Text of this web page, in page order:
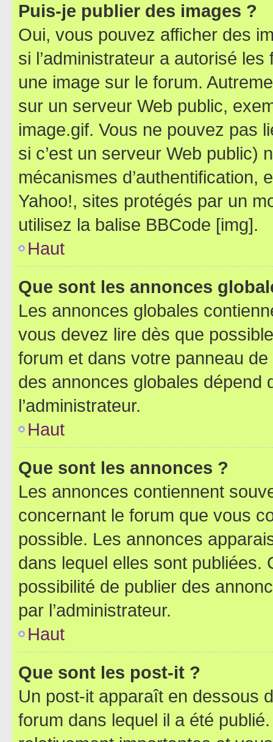
Puis-je publier des images ?
Oui, vous pouvez afficher des
si l’administrateur a autorisé
une image sur le forum.
sur un serveur Web public,
image.gif. Vous ne pouvez pas
si c’est un serveur Web public)
mécanismes d’authentification,
Yahoo!, sites protégés par un
utilisez la balise BBCode [img].
Haut
Que sont les annonces
Les annonces globales
vous devez lire dès que
forum et dans votre panneau
des annonces globales dépend
l’administrateur.
Haut
Que sont les annonces ?
Les annonces contiennent
concernant le forum que vous
possible. Les annonces
dans lequel elles sont publiées.
possibilité de publier des
par l’administrateur.
Haut
Que sont les post-it ?
Un post-it apparaît en dessous
forum dans lequel il a été